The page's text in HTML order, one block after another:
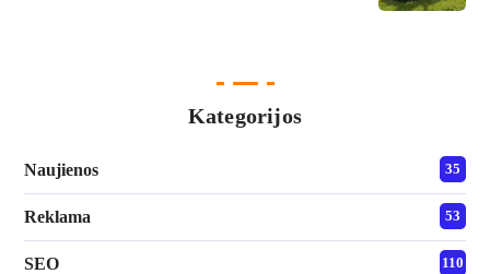
Kategorijos
Naujienos 35
Reklama 53
SEO 110